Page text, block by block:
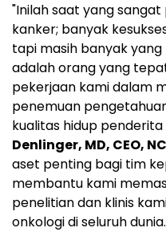
"Inilah saat yang
kanker; banyak
tapi masih banyak yang
adalah orang yang
pekerjaan kami dalam
penemuan
kualitas hidup
Denlinger, MD, CEO,
aset penting bagi tim
membantu kami
penelitian dan klinis
onkologi di seluruh